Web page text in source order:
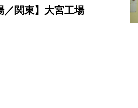
／関東】大宮工場